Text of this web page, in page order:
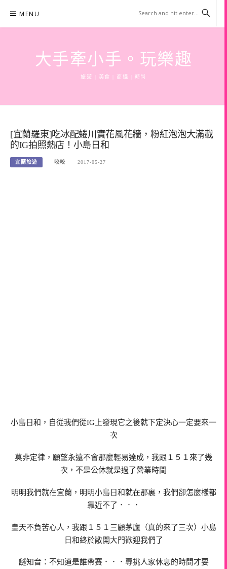
content
MENU
大手牽小手。玩樂趣
旅遊 | 美食 | 商攝 | 時尚
[宜蘭羅東]吃冰配蜷川實花風花牆，粉紅泡泡大滿載
的IG拍照熱店！小島日和
宜蘭旅遊 咬咬 2017-05-27
小島日和，自從我們從IG上發現它之後就下定決心一定要來一
次
莫非定律，願望永遠不會那麼輕易達成，我跟１５１來了幾
次，不是公休就是過了營業時間
明明我們就在宜蘭，明明小島日和就在那裏，我們卻怎麼樣都
靠近不了．．．
皇天不負苦心人，我跟１５１三顧茅廬（真的來了三次）小島
日和終於敞開大門歡迎我們了
謎知音：不知道是誰帶賽．．．專挑人家休息的時間才要